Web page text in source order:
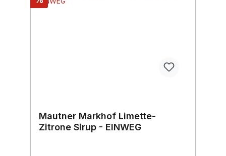
Mautner Markhof Limette-
Zitrone Sirup - EINWEG